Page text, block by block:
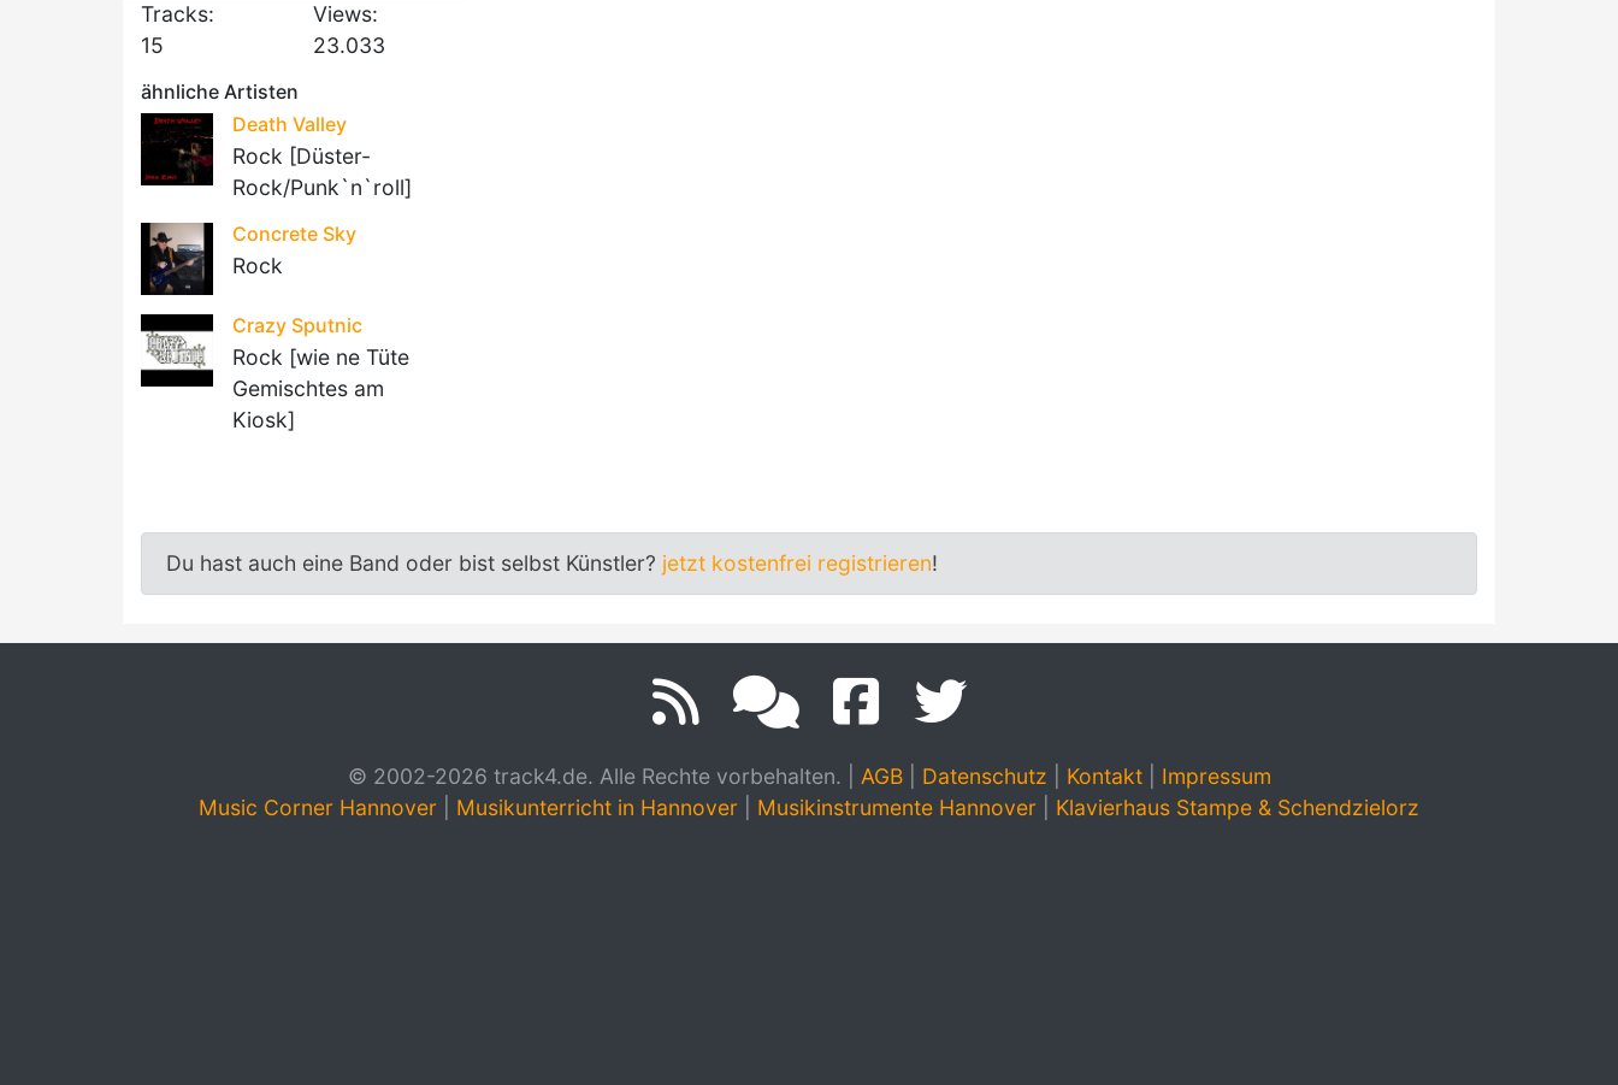
Tracks:
15
Views:
23.033
ähnliche Artisten
Death Valley
Rock [Düster-
Rock/Punk`n`roll]
Concrete Sky
Rock
Crazy Sputnic
Rock [wie ne Tüte
Gemischtes am
Kiosk]
Du hast auch eine Band oder bist selbst Künstler? jetzt kostenfrei registrieren!
© 2002-2026 track4.de. Alle Rechte vorbehalten. AGB| Datenschutz Kontakt| Impressum
Music Corner Hannover
Musikunterricht in Hannover Musikinstrumente Hannover Klavierhaus Stampe & Schendzielorz